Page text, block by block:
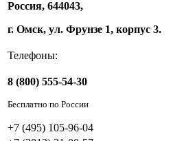
Россия, 644043,
г. Омск, ул. Фрунзе 1, корпус 3.
Телефоны:
8 (800) 555-54-30
Бесплатно по России
+7 (495) 105-96-04